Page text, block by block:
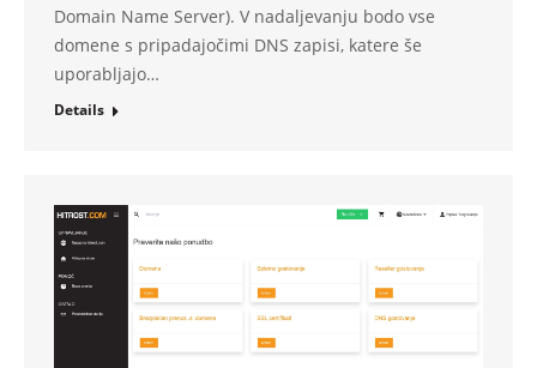
Domain Name Server). V nadaljevanju bodo vse
domene s pripadajočimi DNS zapisi, katere še
uporabljajo…
Details